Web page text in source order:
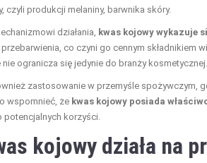
czyli produkcji melaniny, barwnika skóry.
działania, kwas kojowy wykazuje
co czyni go cennym składnikiem
ogranicza się jedynie do branży kosmetycznej.
zastosowanie w przemyśle spożywczym,
wspomnieć, że kwas kojowy posiada
potencjalnych korzyści.
kojowy działa na